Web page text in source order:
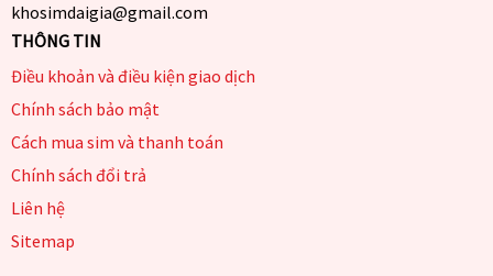
khosimdaigia@gmail.com
THÔNG TIN
Điều khoản và điều kiện giao dịch
Chính sách bảo mật
Cách mua sim và thanh toán
Chính sách đổi trả
Liên hệ
Sitemap